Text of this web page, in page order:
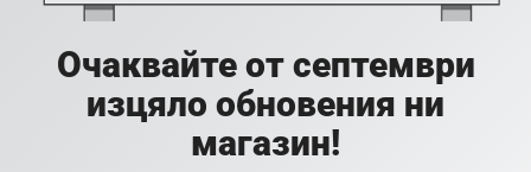
Очаквайте от септември
изцяло обновения ни
магазин!